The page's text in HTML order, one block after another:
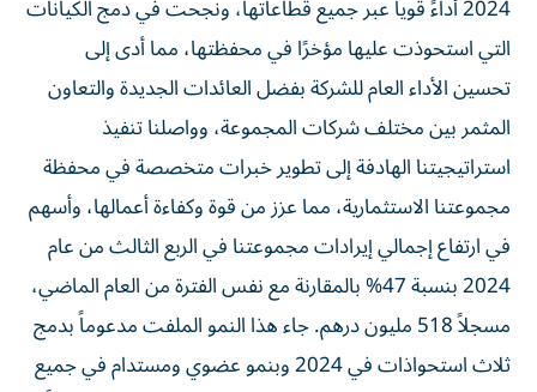
2024 أداءً قوياً عبر جميع قطاعاتها، ونجحت في دمج الكيانات
التي استحوذت عليها مؤخرًا في محفظتها، مما أدى إلى
تحسين الأداء العام للشركة بفضل العائدات الجديدة والتعاون
المثمر بين مختلف شركات المجموعة، وواصلنا تنفيذ
استراتيجيتنا الهادفة إلى تطوير خبرات متخصصة في محفظة
مجموعتنا الاستثمارية، مما عزز من قوة وكفاءة أعمالها، وأسهم
في ارتفاع إجمالي إيرادات مجموعتنا في الربع الثالث من عام
2024 بنسبة 47% بالمقارنة مع نفس الفترة من العام الماضي،
مسجلاً 518 مليون درهم. جاء هذا النمو الملفت مدعوماً بدمج
ثلاث استحواذات في 2024 وبنمو عضوي ومستدام في جميع